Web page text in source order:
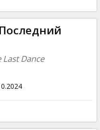
Last Dance